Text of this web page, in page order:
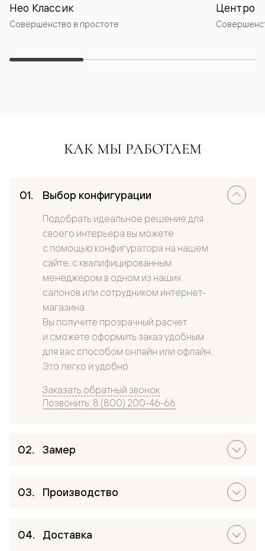
Нео Классик
Совершенство в простоте
Центро
КАК МЫ РАБОТАЕМ
Выбор конфигурации
Подобрать идеальное решение для
своего интерьера вы можете
с помощью конфигуратора на нашем
сайте, с квалифицированным
менеджером в одном из наших
салонов или сотрудником интернет-
магазина.
Вы получите прозрачный расчет
и сможете оформить заказ удобным
для вас способом онлайн или офлайн.
Это легко и удобно.
Заказать обратный звонок
Позвонить: 8 (800) 200-46-66
Замер
Производство
Доставка